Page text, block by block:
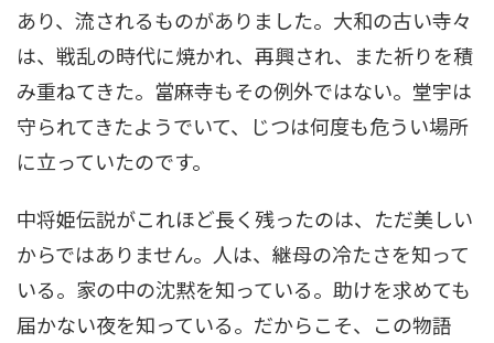
あり、流されるものがありました。大和の古い寺々
は、戦乱の時代に焼かれ、再興され、また祈りを積
み重ねてきた。當麻寺もその例外ではない。堂宇は
守られてきたようでいて、じつは何度も危うい場所
に立っていたのです。
中将姫伝説がこれほど長く残ったのは、ただ美しい
からではありません。人は、継母の冷たさを知って
いる。家の中の沈黙を知っている。助けを求めても
届かない夜を知っている。だからこそ、この物語